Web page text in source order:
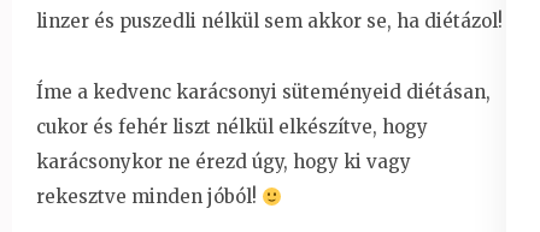
linzer és puszedli nélkül sem akkor se, ha diétázol!
Íme a kedvenc karácsonyi süteményeid diétásan,
cukor és fehér liszt nélkül elkészítve, hogy
karácsonykor ne érezd úgy, hogy ki vagy
rekesztve minden jóból!